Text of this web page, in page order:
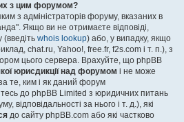
з цим форумом?
з адміністраторів форуму, вказаних в
Якщо ви не отримаєте відповіді,
whois lookup) або, у випадку, якщо
chat.ru, Yahoo!, free.fr, f2s.com і т. п.), з
цього сервера. Врахуйте, що phpBB
юрисдикції над форумом і не може
за те, ким і як даний форум
до phpBB Limited з юридичних питань
відповідальності за нього і т. д.), які
до сайту phpBB.com або які частково